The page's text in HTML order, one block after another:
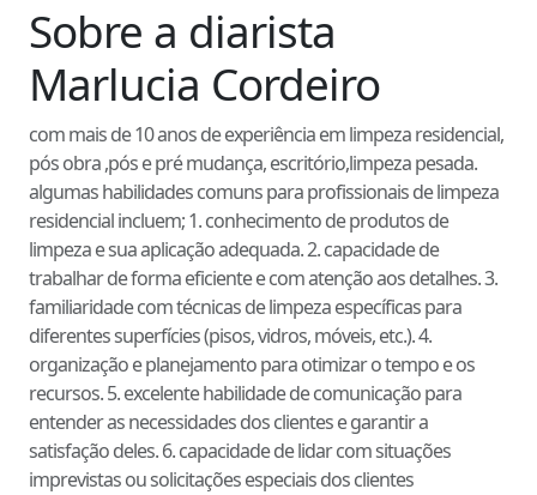
Sobre a diarista
Marlucia Cordeiro
com mais de 10 anos de experiência em limpeza residencial,
pós obra ,pós e pré mudança, escritório,limpeza pesada.
algumas habilidades comuns para profissionais de limpeza
residencial incluem; 1. conhecimento de produtos de
limpeza e sua aplicação adequada. 2. capacidade de
trabalhar de forma eficiente e com atenção aos detalhes. 3.
familiaridade com técnicas de limpeza específicas para
diferentes superfícies (pisos, vidros, móveis, etc.). 4.
organização e planejamento para otimizar o tempo e os
recursos. 5. excelente habilidade de comunicação para
entender as necessidades dos clientes e garantir a
satisfação deles. 6. capacidade de lidar com situações
imprevistas ou solicitações especiais dos clientes